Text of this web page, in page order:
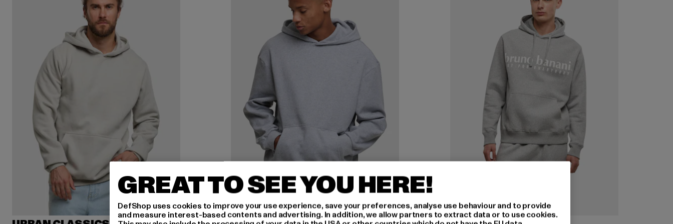
GREAT TO SEE YOU HERE!
DefShop uses cookies to improve your use experience, save your preferences, analyse use behaviour and to provide
and measure interest-based contents and advertising. In addition, we allow partners to extract data or to use cookies.